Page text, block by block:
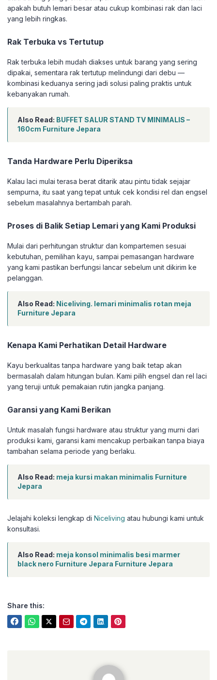
apakah butuh lemari besar atau cukup kombinasi rak dan laci
yang lebih ringkas.
Rak Terbuka vs Tertutup
Rak terbuka lebih mudah diakses untuk barang yang sering
dipakai, sementara rak tertutup melindungi dari debu —
kombinasi keduanya sering jadi solusi paling praktis untuk
kebanyakan rumah.
Also Read: BUFFET SALUR STAND TV MINIMALIS –
160cm Furniture Jepara
Tanda Hardware Perlu Diperiksa
Kalau laci mulai terasa berat ditarik atau pintu tidak sejajar
sempurna, itu saat yang tepat untuk cek kondisi rel dan engsel
sebelum masalahnya bertambah parah.
Proses di Balik Setiap Lemari yang Kami Produksi
Mulai dari perhitungan struktur dan kompartemen sesuai
kebutuhan, pemilihan kayu, sampai pemasangan hardware
yang kami pastikan berfungsi lancar sebelum unit dikirim ke
pelanggan.
Also Read: Niceliving. lemari minimalis rotan meja
Furniture Jepara
Kenapa Kami Perhatikan Detail Hardware
Kayu berkualitas tanpa hardware yang baik tetap akan
bermasalah dalam hitungan bulan. Kami pilih engsel dan rel laci
yang teruji untuk pemakaian rutin jangka panjang.
Garansi yang Kami Berikan
Untuk masalah fungsi hardware atau struktur yang murni dari
produksi kami, garansi kami mencakup perbaikan tanpa biaya
tambahan selama periode yang berlaku.
Also Read: meja kursi makan minimalis Furniture
Jepara
Jelajahi koleksi lengkap di Niceliving atau hubungi kami untuk
konsultasi.
Also Read: meja konsol minimalis besi marmer
black nero Furniture Jepara Furniture Jepara
Share this: